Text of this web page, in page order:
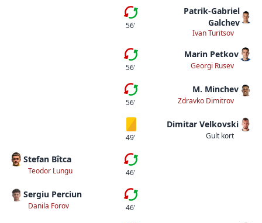
Fjärde bytet
56'
Patrik-Gabriel
Galchev
Ivan Turitsov
Tredje bytet
56'
Marin Petkov
Georgi Rusev
Andra bytet
56'
M. Minchev
Zdravko Dimitrov
Gult kort
49'
Dimitar Velkovski
Gult kort
Stefan Bîtca
Teodor Lungu
Tredje bytet
46'
Sergiu Perciun
Danila Forov
Andra bytet
46'